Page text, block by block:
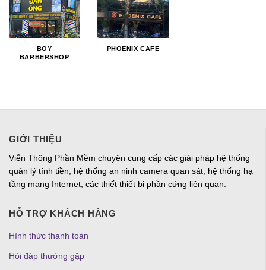
BOY
BARBERSHOP
PHOENIX CAFE
GIỚI THIỆU
Viễn Thông Phần Mềm chuyên cung cấp các giải pháp hệ thống
quản lý tính tiền, hệ thống an ninh camera quan sát, hệ thống hạ
tầng mạng Internet, các thiết thiết bị phần cứng liên quan.
HỖ TRỢ KHÁCH HÀNG
Hình thức thanh toán
Hỏi đáp thường gặp